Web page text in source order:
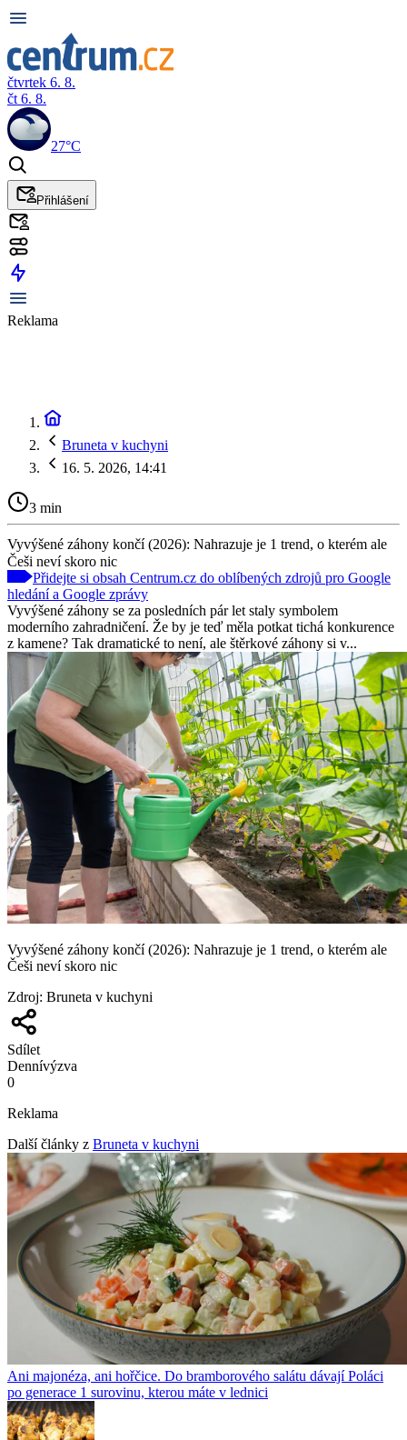
čtvrtek 6. 8.
čt 6. 8.
27°C
Přihlášení
Reklama
Bruneta v kuchyni
16. 5. 2026, 14:41
3 min
Vyvýšené záhony končí (2026): Nahrazuje je 1 trend, o kterém ale
Češi neví skoro nic
Přidejte si obsah Centrum.cz do oblíbených zdrojů pro Google
hledání a Google zprávy
Vyvýšené záhony se za posledních pár let staly symbolem
moderního zahradničení. Že by je teď měla potkat tichá konkurence
z kamene? Tak dramatické to není, ale štěrkové záhony si v...
Vyvýšené záhony končí (2026): Nahrazuje je 1 trend, o kterém ale
Češi neví skoro nic
Zdroj: Bruneta v kuchyni
Sdílet
Dennívýzva
0
Reklama
Další články z Bruneta v kuchyni
Ani majonéza, ani hořčice. Do bramborového salátu dávají Poláci
po generace 1 surovinu, kterou máte v lednici